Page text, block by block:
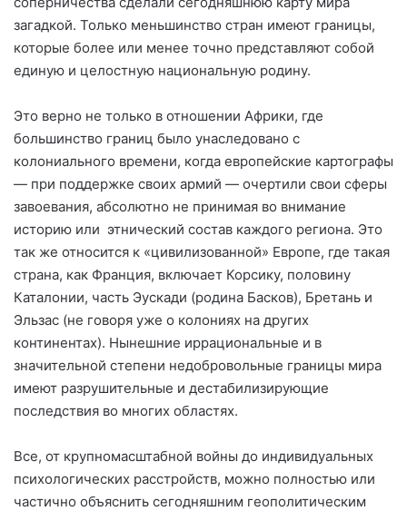
загадкой. Только меньшинство стран имеют границы,
которые более или менее точно представляют собой
единую и целостную национальную родину.
Это верно не только в отношении Африки, где
большинство границ было унаследовано с
колониального времени, когда европейские картографы
— при поддержке своих армий — очертили свои сферы
завоевания, абсолютно не принимая во внимание
историю или этнический состав каждого региона. Это
так же относится к «цивилизованной» Европе, где такая
страна, как Франция, включает Корсику, половину
Каталонии, часть Эускади (родина Басков), Бретань и
Эльзас (не говоря уже о колониях на других
континентах). Нынешние иррациональные и в
значительной степени недобровольные границы мира
имеют разрушительные и дестабилизирующие
последствия во многих областях.
Все, от крупномасштабной войны до индивидуальных
психологических расстройств, можно полностью или
частично объяснить сегодняшним геополитическим